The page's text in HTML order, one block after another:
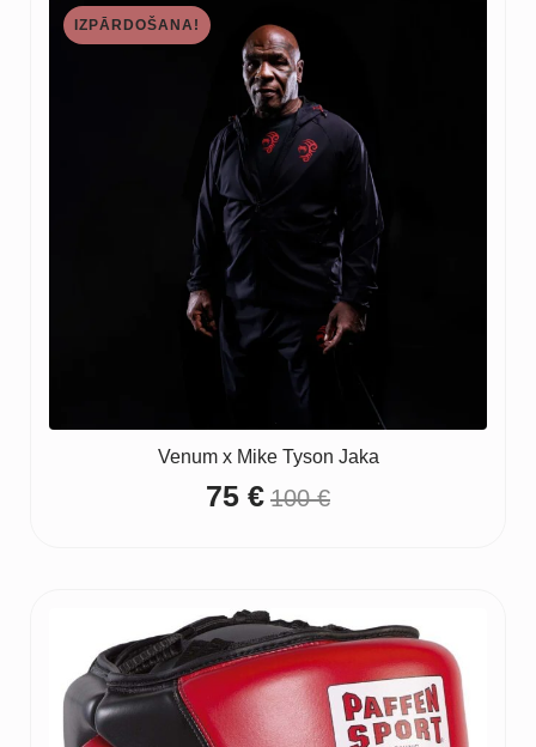
IZPĀRDOŠANA!
Venum x Mike Tyson Jaka
100€
Original
100 €.
75€Current
75 €.